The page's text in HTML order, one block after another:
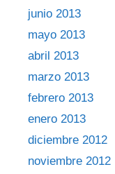
junio 2013
mayo 2013
abril 2013
marzo 2013
febrero 2013
enero 2013
diciembre 2012
noviembre 2012